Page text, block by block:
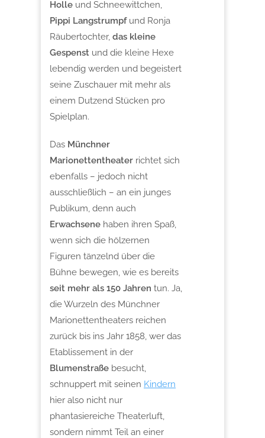
Holle und Schneewittchen,
Pippi Langstrumpf und Ronja
Räubertochter, das kleine
Gespenst und die kleine Hexe
lebendig werden und begeistert
seine Zuschauer mit mehr als
einem Dutzend Stücken pro
Spielplan.
Das Münchner
Marionettentheater richtet sich
ebenfalls – jedoch nicht
ausschließlich – an ein junges
Publikum, denn auch
Erwachsene haben ihren Spaß,
wenn sich die hölzernen
Figuren tänzelnd über die
Bühne bewegen, wie es bereits
seit mehr als 150 Jahren tun. Ja,
die Wurzeln des Münchner
Marionettentheaters reichen
zurück bis ins Jahr 1858, wer das
Etablissement in der
Blumenstraße besucht,
schnuppert mit seinen Kindern
hier also nicht nur
phantasiereiche Theaterluft,
sondern nimmt Teil an einer